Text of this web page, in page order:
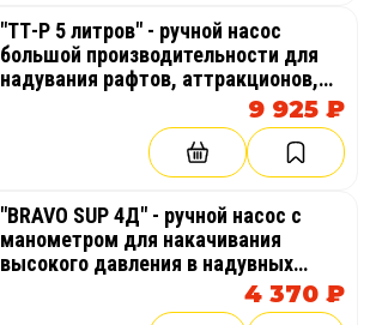
"ТТ-Р 5 литров" - ручной насос
большой производительности для
надувания рафтов, аттракционов,
палаток, катамаранов, лодок9 925 ₽
"BRAVO SUP 4Д" - ручной насос с
манометром для накачивания
высокого давления в надувных
изделиях из AirDeck (воздушная
палуба), SUP (гребля на доске стоя)
4 370 ₽